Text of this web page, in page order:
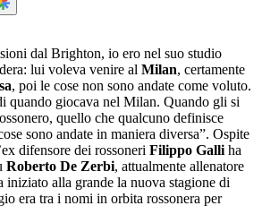
dal Brighton, io ero nel suo studio
lui voleva venire al Milan, certamente
, poi le cose non sono andate come voluto.
quando giocava nel Milan. Quando gli si
quello che qualcuno definisce
sono andate in maniera diversa”. Ospite
difensore dei rossoneri Filippo Galli ha
Roberto De Zerbi, attualmente allenatore
alla grande la nuova stagione di
era tra i nomi in orbita rossonera per